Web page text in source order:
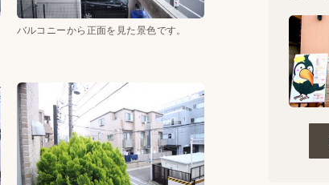
バルコニーから正面を見た景色です。